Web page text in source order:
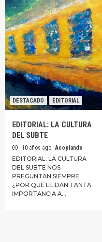
DESTACADO EDITORIAL
EDITORIAL: LA CULTURA
DEL SUBTE
10 años ago Acoplando
EDITORIAL: LA CULTURA
DEL SUBTE NOS
PREGUNTAN SIEMPRE:
¿POR QUÉ LE DAN TANTA
IMPORTANCIA A…